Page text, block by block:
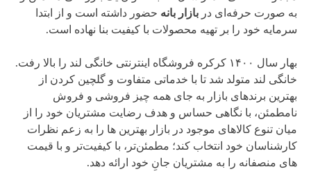
به صورت حرفه‌ای در بازار بانه حضور داشته است و از ابتدا
سرمایه خود را بر تهیه محصولات با کیفیت بنا نهاده است.
بهار سال ۱۴۰۰ کرکره فروشگاه اینترنتی خانگی لند را بالا رفت.
خانگی لند متولد شد تا با خدماتی متفاوت و گلچین کردن از
بهترین برندهای بازار به جای همه چیز فروشی و فروش
نامطمئن، با نگاهی حساس و هدف رضایت مشتریان خود را از
میان تنوع کالاهای موجود در بازار بهترین ها را به زعم نظرات
کارشناسان خود انتخاب کند؛ مطمئن‌تر، با کیفیت‌تر و با قیمت
های منصفانه را به مشتریان جانِ خود ارائه دهد.